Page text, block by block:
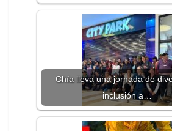
Chía lleva una jornada de
inclusión a…